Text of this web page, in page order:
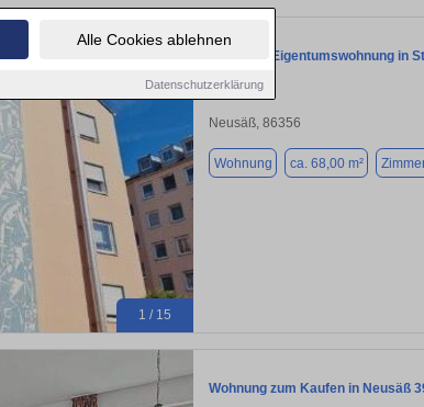
Alle Cookies ablehnen
Datenschutzerklärung
1 / 15
3 Zimmer Eigentumswohnung in
Neusäß, 86356
Wohnung ca. 68,00 m²
Wohnung zum Kaufen in Neusäß